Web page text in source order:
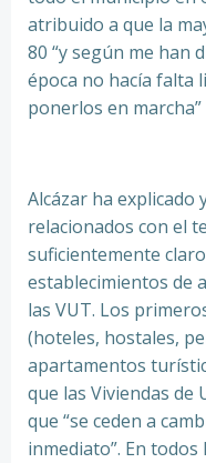
atribuido a que la
80 “y según me han
época no hacía falta
ponerlos en marcha”
Alcázar ha explicado
relacionados con el
suficientemente
establecimientos de
las VUT. Los
(hoteles, hostales,
apartamentos
que las Viviendas
que “se ceden a
inmediato”. En